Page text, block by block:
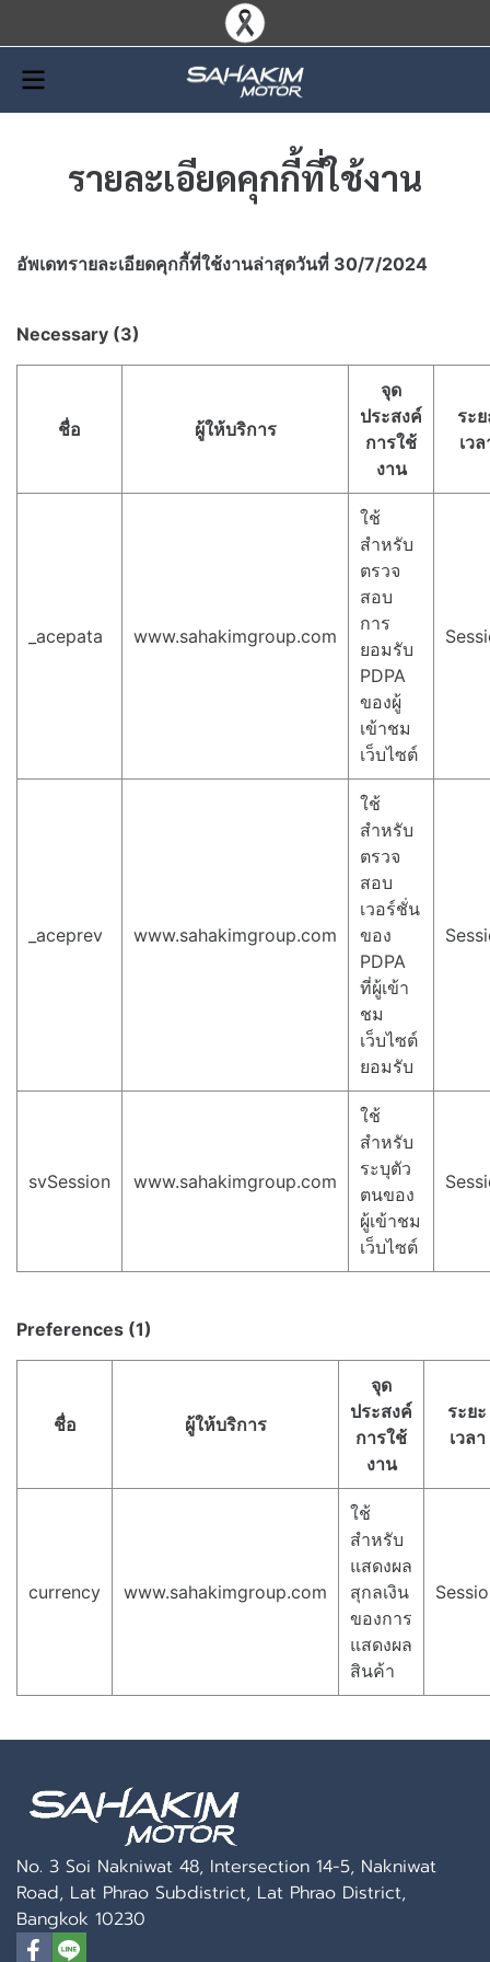
รายละเอียดคุกกี้ที่ใช้งาน​
อัพเดทรายละเอียดคุกกี้ที่ใช้งาน​ล่าสุดวันที่ 30/7/2024
Necessary (3)
ชื่อ ผู้ให้บริการ
จุด
ประสงค์
การใช้
งาน
ระ
เวล
_acepata www.sahakimgroup.com
ใช้
สำหรับ
ตรวจ
สอบ
การ
ยอมรับ
PDPA
ของผู้
เข้าชม
เว็บไซต์
_aceprev www.sahakimgroup.com
ใช้
สำหรับ
ตรวจ
สอบ
เวอร์ชั่น
ของ
PDPA
ที่ผู้เข้า
ชม
เว็บไซต์
ยอมรับ
svSession www.sahakimgroup.com
ใช้
สำหรับ
ระบุตัว
ตนของ
ผู้เข้าชม
เว็บไซต์
Preferences (1)
ชื่อ ผู้ให้บริการ
จุด
ประสงค์
การใช้
งาน
ระยะ
เวลา
currency www.sahakimgroup.com
ใช้
สำหรับ
แสดงผล
สุกลเงิน
ของการ
แสดงผล
สินค้า
No. 3 Soi Nakniwat 48, Intersection 14-5, Nakniwat
Road, Lat Phrao Subdistrict, Lat Phrao District,
Bangkok 10230